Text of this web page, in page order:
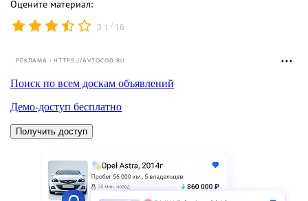
Оцените материал:
3.1 / 16
РЕКЛАМА • HTTPS://AVTOCOD.RU